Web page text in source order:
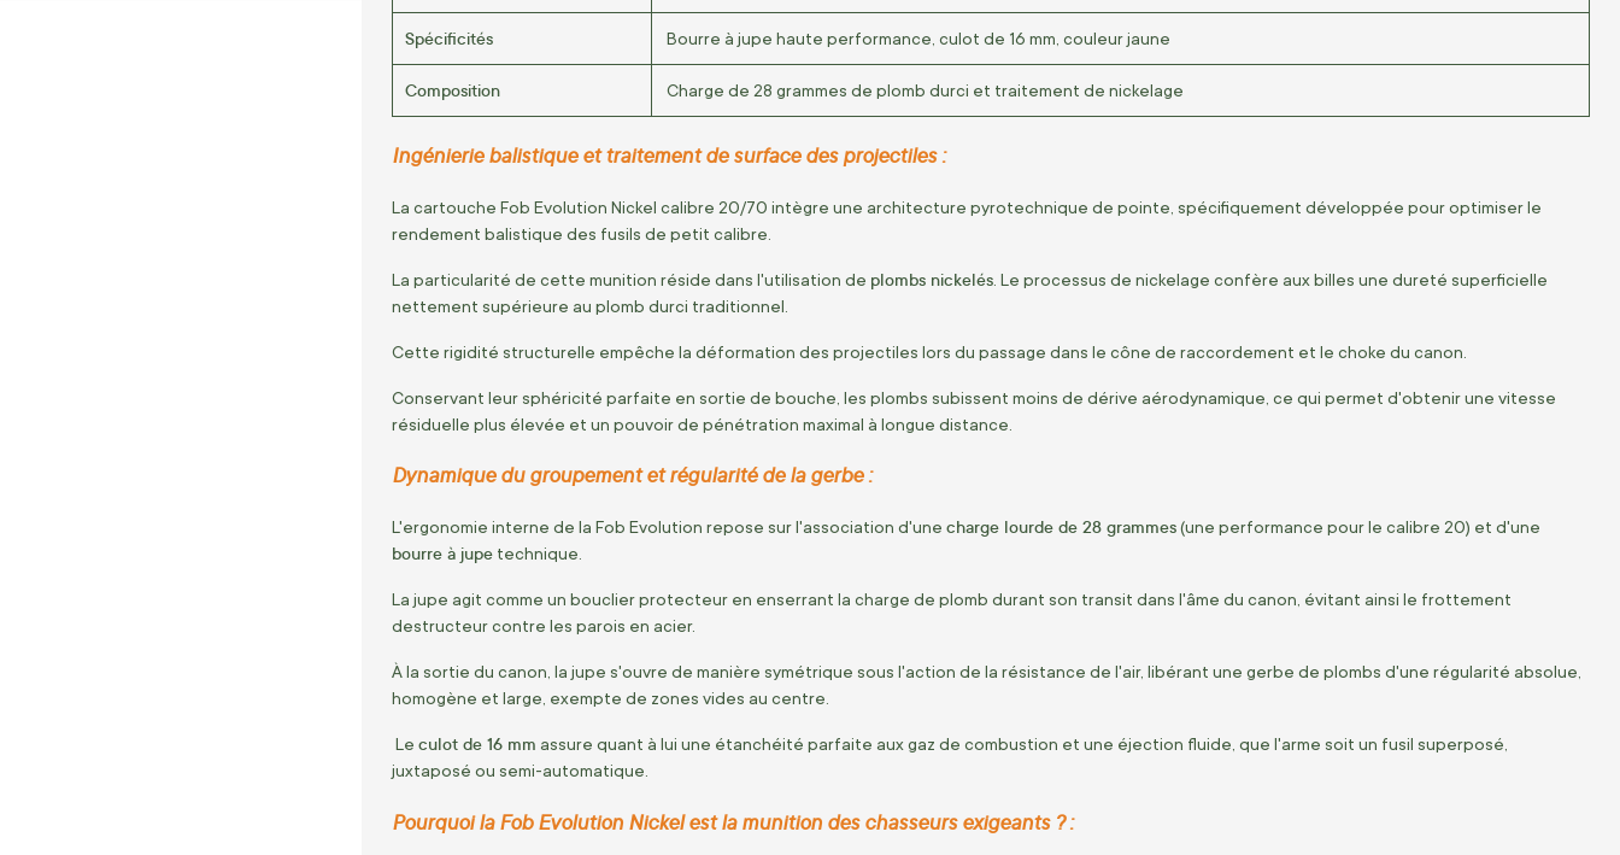
Spécificités Bourre à jupe haute performance, culot de 16 mm, couleur jaune
Composition Charge de 28 grammes de plomb durci et traitement de nickelage
Ingénierie balistique et traitement de surface des projectiles :
La cartouche Fob Evolution Nickel calibre 20/70 intègre une architecture pyrotechnique de pointe, spécifiquement développée pour optimiser le
rendement balistique des fusils de petit calibre.
La particularité de cette munition réside dans l'utilisation de plombs nickelés . Le processus de nickelage confère aux billes une dureté superficielle
nettement supérieure au plomb durci traditionnel.
Cette rigidité structurelle empêche la déformation des projectiles lors du passage dans le cône de raccordement et le choke du canon.
Conservant leur sphéricité parfaite en sortie de bouche, les plombs subissent moins de dérive aérodynamique, ce qui permet d'obtenir une vitesse
résiduelle plus élevée et un pouvoir de pénétration maximal à longue distance.
Dynamique du groupement et régularité de la gerbe :
L'ergonomie interne de la Fob Evolution repose sur l'association d'une charge lourde de 28 grammes(une performance pour le calibre 20) et d'une
bourre à jupe technique.
La jupe agit comme un bouclier protecteur en enserrant la charge de plomb durant son transit dans l'âme du canon, évitant ainsi le frottement
destructeur contre les parois en acier.
À la sortie du canon, la jupe s'ouvre de manière symétrique sous l'action de la résistance de l'air, libérant une gerbe de plombs d'une régularité absolue,
homogène et large, exempte de zones vides au centre.
Le culot de 16 mm assure quant à lui une étanchéité parfaite aux gaz de combustion et une éjection fluide, que l'arme soit un fusil superposé,
juxtaposé ou semi-automatique.
Pourquoi la Fob Evolution Nickel est la munition des chasseurs exigeants ? :